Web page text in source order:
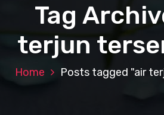
Tag
terjun
Home Posts tagged "air